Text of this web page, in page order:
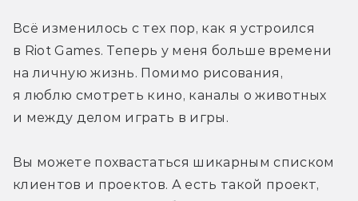
Всё изменилось с тех пор, как я устроился
в Riot Games. Теперь у меня больше времени
на личную жизнь. Помимо рисования,
я люблю смотреть кино, каналы о животных
и между делом играть в игры.
Вы можете похвастаться шикарным списком
клиентов и проектов. А есть такой проект,